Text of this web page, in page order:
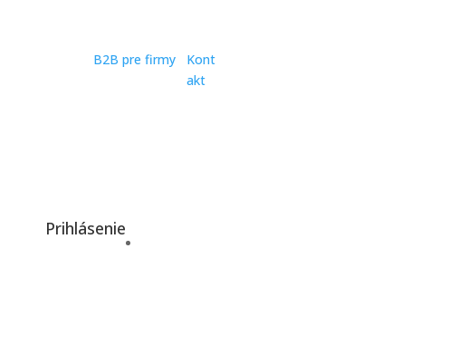
B2B pre firmy
Kont
akt
Prihlásenie